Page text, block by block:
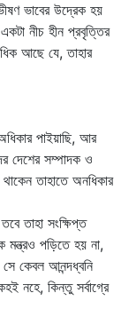
ভাবের উদ্রেক হয়
নীচ হীন প্রবৃত্তির
আছে যে, তাহার
পাইয়াছি, আর
দেশের সম্পাদক ও
তাহাতে অনধিকার
তাহা সংক্ষিপ্ত
পড়িতে হয় না,
সে কেবল আনন্দধ্বনি
নহে, কিন্তু সর্বাগ্রে